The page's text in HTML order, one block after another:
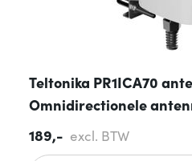
Teltonika PR1ICA70
Omnidirectionele
189,- excl. BTW